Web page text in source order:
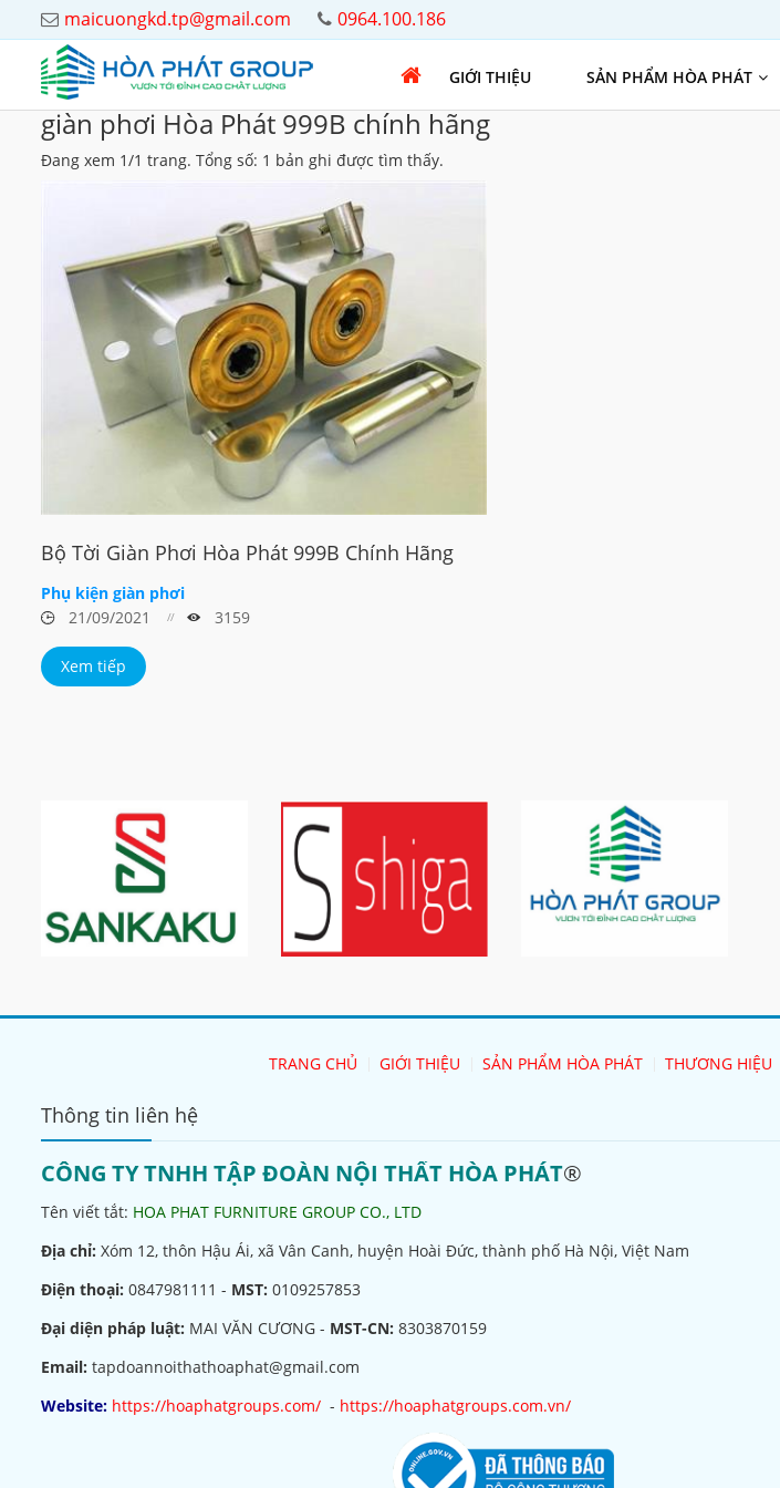
maicuongkd.tp@gmail.com 0964.100.186
GIỚI THIỆU SẢN PHẨM HÒA PHÁT
giàn phơi Hòa Phát 999B chính hãng
Đang xem 1/1 trang. Tổng số: 1 bản ghi được tìm thấy.
Bộ Tời Giàn Phơi Hòa Phát 999B Chính Hãng
Phụ kiện giàn phơi
21/09/2021
3159
Xem tiếp
TRANG CHỦ GIỚI THIỆU SẢN PHẨM HÒA PHÁT THƯƠNG HIỆU
Thông tin liên hệ
CÔNG TY TNHH TẬP ĐOÀN NỘI THẤT HÒA PHÁT®
Tên viết tắt: HOA PHAT FURNITURE GROUP CO., LTD
Địa chỉ: Xóm 12, thôn Hậu Ái, xã Vân Canh, huyện Hoài Đức, thành phố Hà Nội, Việt Nam
Điện thoại: 0847981111 - MST: 0109257853
Đại diện pháp luật: MAI VĂN CƯƠNG - MST-CN: 8303870159
Email: tapdoannoithathoaphat@gmail.com
Website: https://hoaphatgroups.com/ - https://hoaphatgroups.com.vn/